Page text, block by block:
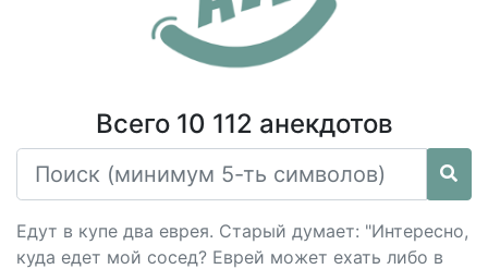
Всего 10 112 анекдотов
Едут в купе два еврея. Старый думает: "Интересно,
куда едет мой сосед? Еврей может ехать либо в